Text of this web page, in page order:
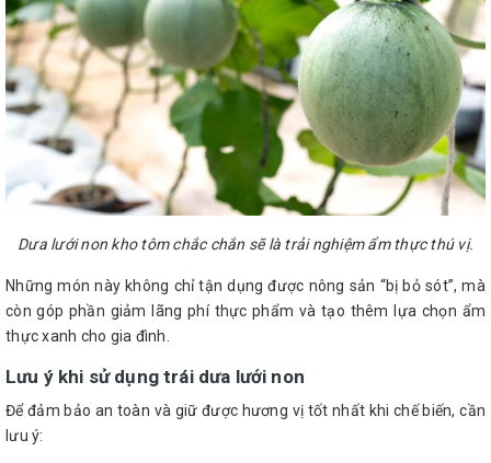
Dưa lưới non kho tôm chắc chắn sẽ là trải nghiệm ẩm thực thú vị.
Những món này không chỉ tận dụng được nông sản “bị bỏ sót”, mà
còn góp phần giảm lãng phí thực phẩm và tạo thêm lựa chọn ẩm
thực xanh cho gia đình.
Lưu ý khi sử dụng trái dưa lưới non
Để đảm bảo an toàn và giữ được hương vị tốt nhất khi chế biến, cần
lưu ý: